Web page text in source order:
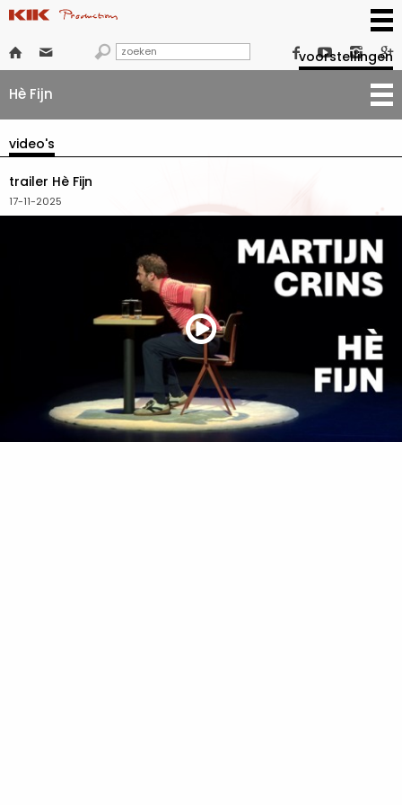
      
voorstellingen
Hè Fijn
video's
trailer Hè Fijn
17-11-2025